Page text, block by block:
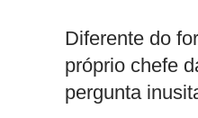
Diferente do
próprio chefe
pergunta